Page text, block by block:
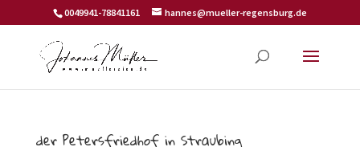
0049941-78841161 hannes@mueller-regensburg.de
der Petersfriedhof in Straubing